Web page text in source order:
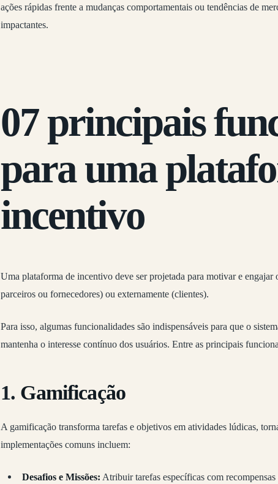
ações rápidas frente a mudanças comportamentais ou tendências de
impactantes.
07 principais
para uma
incentivo
Uma plataforma de incentivo deve ser projetada para motivar e
parceiros ou fornecedores) ou externamente (clientes).
Para isso, algumas funcionalidades são indispensáveis para que o
mantenha o interesse contínuo dos usuários. Entre as principais
1. Gamificação
A gamificação transforma tarefas e objetivos em atividades lúdicas,
implementações comuns incluem:
Desafios e Missões: Atribuir tarefas específicas com